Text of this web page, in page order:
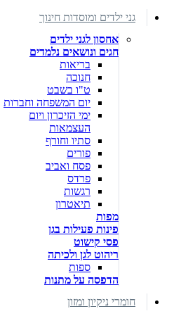
גני ילדים ומוסדות חינוך
אחסון לגני ילדים
חגים ונושאים נלמדים
בריאות
חנוכה
ט"ו בשבט
יום המשפחה וחברות
ימי הזיכרון ויום
העצמאות
סתיו וחורף
פורים
פסח ואביב
פרדס
רגשות
תיאטרון
מפות
פינות פעילות בגן
פסי קישוט
ריהוט לגן ולכיתה
ספות
הדפסה על מתנות
חומרי ניקיון ומזון